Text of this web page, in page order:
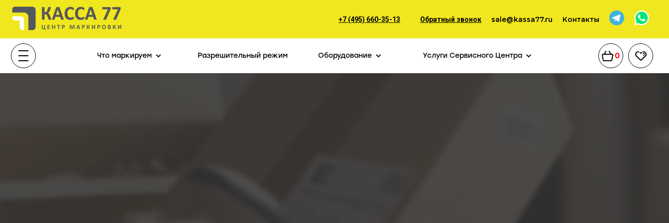
+7 (495) 660-35-13 Обратный звонок sale@kassa77.ru Контакты
Что маркируем Разрешительный режим Оборудование Услуги Сервисного Центра 0